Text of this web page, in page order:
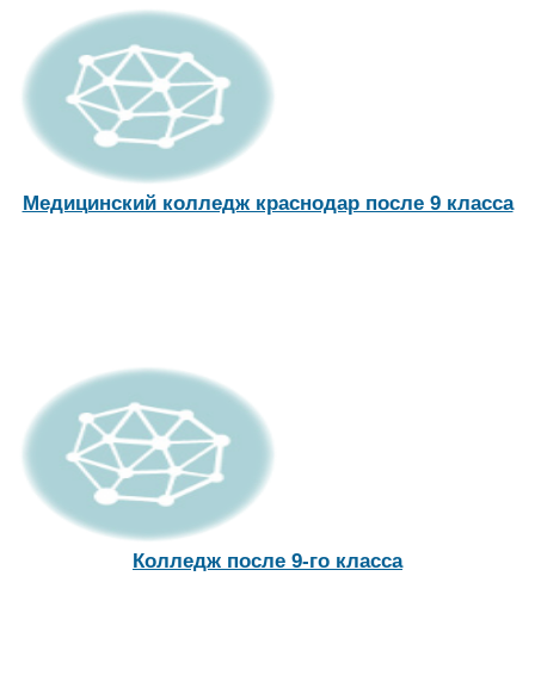
Медицинский колледж краснодар после 9 класса
Колледж после 9-го класса